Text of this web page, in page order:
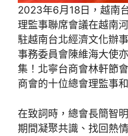
2023年6月18日，越南
理監事聯席會議在越南
駐越南台北經濟文化辦
事務委員會陳維海大使
集！北寧台商會林軒節
商會的十位總會理監事
在致詞時，總會長簡智
期間凝聚共識、找回熱